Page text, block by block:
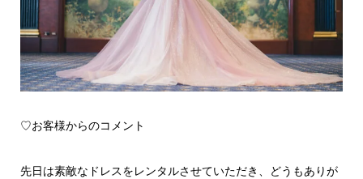
♡お客様からのコメント
先日は素敵なドレスをレンタルさせていただき、どうもありが